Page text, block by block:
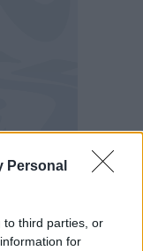
Personal
to third parties, or
for
l'Empoli: